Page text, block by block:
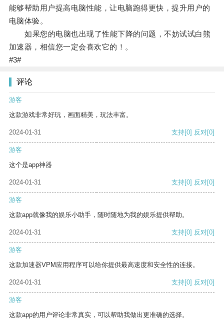
能够帮助用户提高电脑性能，让电脑跑得更快，提升用户的
电脑体验。
如果您的电脑也出现了性能下降的问题，不妨试试白熊
加速器，相信您一定会喜欢它的！。
#3#
评论
游客
这款游戏非常好玩，画面精美，玩法丰富。
2024-01-31 支持[0] 反对[0]
游客
这个是app神器
2024-01-31 支持[0] 反对[0]
游客
这款app就像我的娱乐小助手，随时随地为我的娱乐提供帮助。
2024-01-31 支持[0] 反对[0]
游客
这款加速器VPM应用程序可以给你提供最高速度和安全性的连接。
2024-01-31 支持[0] 反对[0]
游客
这款app的用户评论非常真实，可以帮助我做出更准确的选择。